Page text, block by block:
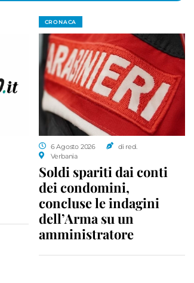
CRONACA
6 Agosto 2026
di red.
Verbania
Soldi spariti dai conti
dei condomini,
concluse le indagini
dell’Arma su un
amministratore